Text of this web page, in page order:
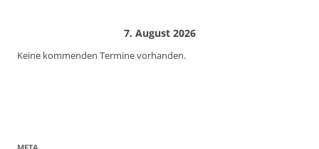
7. August 2026
Keine kommenden Termine vorhanden.